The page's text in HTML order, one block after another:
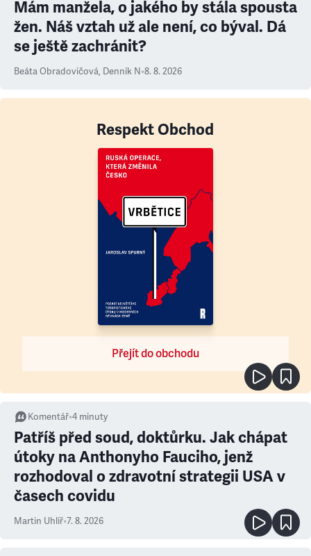
Mám manžela, o jakého by stála spousta
žen. Náš vztah už ale není, co býval. Dá
se ještě zachránit?
Beáta Obradovičová, Denník N•8. 8. 2026
Respekt Obchod
Přejít do obchodu
Komentář•4 minuty
Patříš před soud, doktůrku. Jak chápat
útoky na Anthonyho Fauciho, jenž
rozhodoval o zdravotní strategii USA v
časech covidu
Martin Uhlíř•7. 8. 2026